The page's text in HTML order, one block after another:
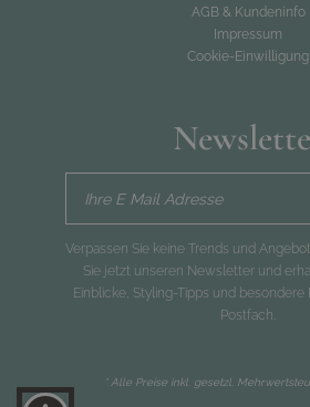
AGB & Kundeninfo
Impressum
Cookie-Einwilligung
Ihre E Mail Adresse
Verpassen Sie keine Trends und
Sie jetzt unseren Newsletter und
Einblicke, Styling-Tipps und besondere
Postfach.
* Alle Preise inkl. gesetzl.